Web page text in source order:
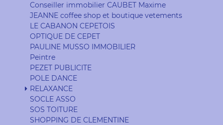
Conseiller immobilier CAUBET Maxime
JEANNE coffee shop et boutique vetements
LE CABANON CEPETOIS
OPTIQUE DE CEPET
PAULINE MUSSO IMMOBILIER
Peintre
PEZET PUBLICITE
POLE DANCE
RELAXANCE
SOCLE ASSO
SOS TOITURE
SHOPPING DE CLEMENTINE